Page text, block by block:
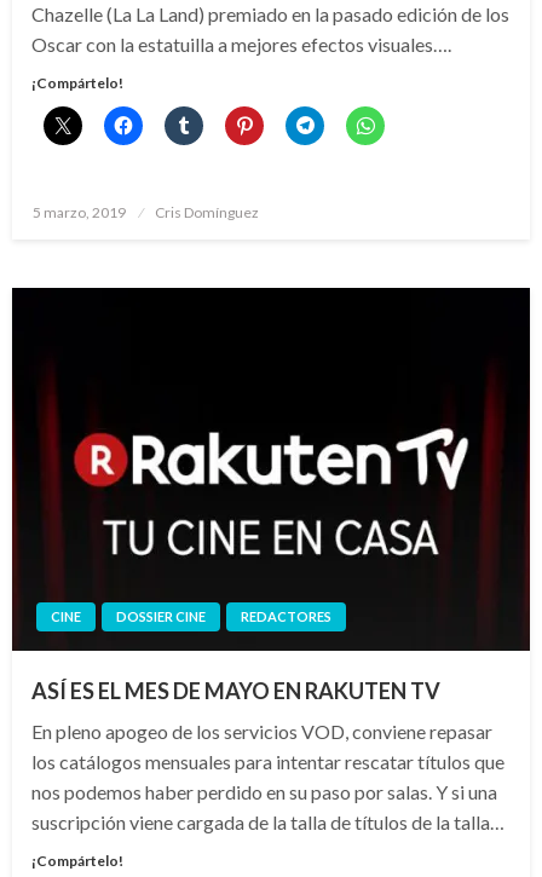
Chazelle (La La Land) premiado en la pasado edición de los
Oscar con la estatuilla a mejores efectos visuales….
¡Compártelo!
Publicado
5 marzo, 2019 Cris Domínguez
CINE DOSSIER CINE REDACTORES
ASÍ ES EL MES DE MAYO EN RAKUTEN TV
En pleno apogeo de los servicios VOD, conviene repasar
los catálogos mensuales para intentar rescatar títulos que
nos podemos haber perdido en su paso por salas. Y si una
suscripción viene cargada de la talla de títulos de la talla…
¡Compártelo!